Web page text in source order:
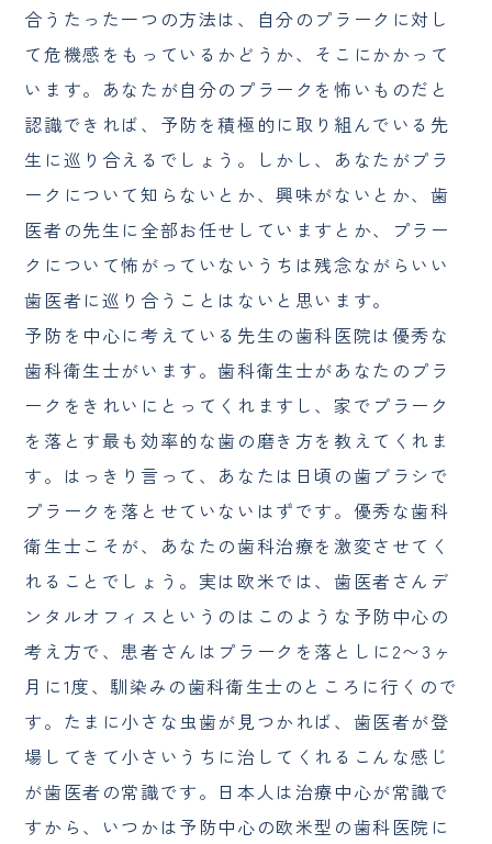
合うたった一つの方法は、自分のプラークに対し
て危機感をもっているかどうか、そこにかかって
います。あなたが自分のプラークを怖いものだと
認識できれば、予防を積極的に取り組んでいる先
生に巡り合えるでしょう。しかし、あなたがプラ
ークについて知らないとか、興味がないとか、歯
医者の先生に全部お任せしていますとか、プラー
クについて怖がっていないうちは残念ながらいい
歯医者に巡り合うことはないと思います。
予防を中心に考えている先生の歯科医院は優秀な
歯科衛生士がいます。歯科衛生士があなたのプラ
ークをきれいにとってくれますし、家でプラーク
を落とす最も効率的な歯の磨き方を教えてくれま
す。はっきり言って、あなたは日頃の歯ブラシで
プラークを落とせていないはずです。優秀な歯科
衛生士こそが、あなたの歯科治療を激変させてく
れることでしょう。実は欧米では、歯医者さんデ
ンタルオフィスというのはこのような予防中心の
考え方で、患者さんはプラークを落としに2〜3ヶ
月に1度、馴染みの歯科衛生士のところに行くので
す。たまに小さな虫歯が見つかれば、歯医者が登
場してきて小さいうちに治してくれるこんな感じ
が歯医者の常識です。日本人は治療中心が常識で
すから、いつかは予防中心の欧米型の歯科医院に